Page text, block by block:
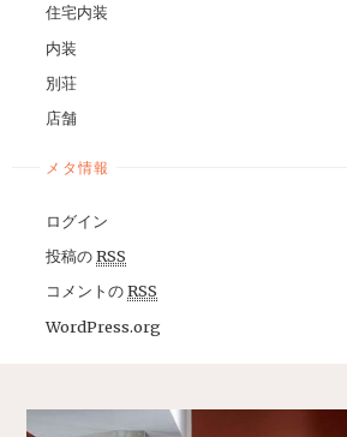
住宅内装
内装
別荘
店舗
メタ情報
ログイン
投稿のRSS
コメントのRSS
WordPress.org